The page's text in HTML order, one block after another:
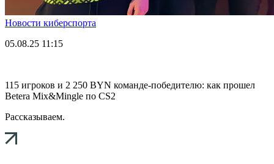
Новости киберспорта
05.08.25 11:15
115 игроков и 2 250 BYN команде-победителю: как прошел
Betera Mix&Mingle по CS2
Рассказываем.